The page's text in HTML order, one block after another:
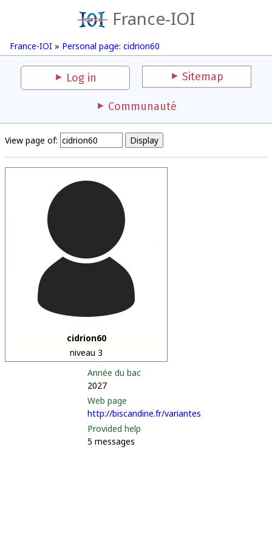
France-IOI
France-IOI » Personal page: cidrion60
Log in Sitemap
Communauté
View page of:
cidrion60
niveau 3
Année du bac
2027
Web page
http://biscandine.fr/variantes
Provided help
5 messages